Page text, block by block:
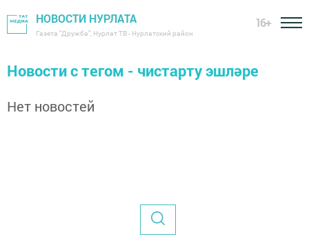
НОВОСТИ НУРЛАТА
Газета "Дружба", Нурлат ТВ - Нурлатский район
16+
Новости с тегом - чистарту эшләре
Нет новостей